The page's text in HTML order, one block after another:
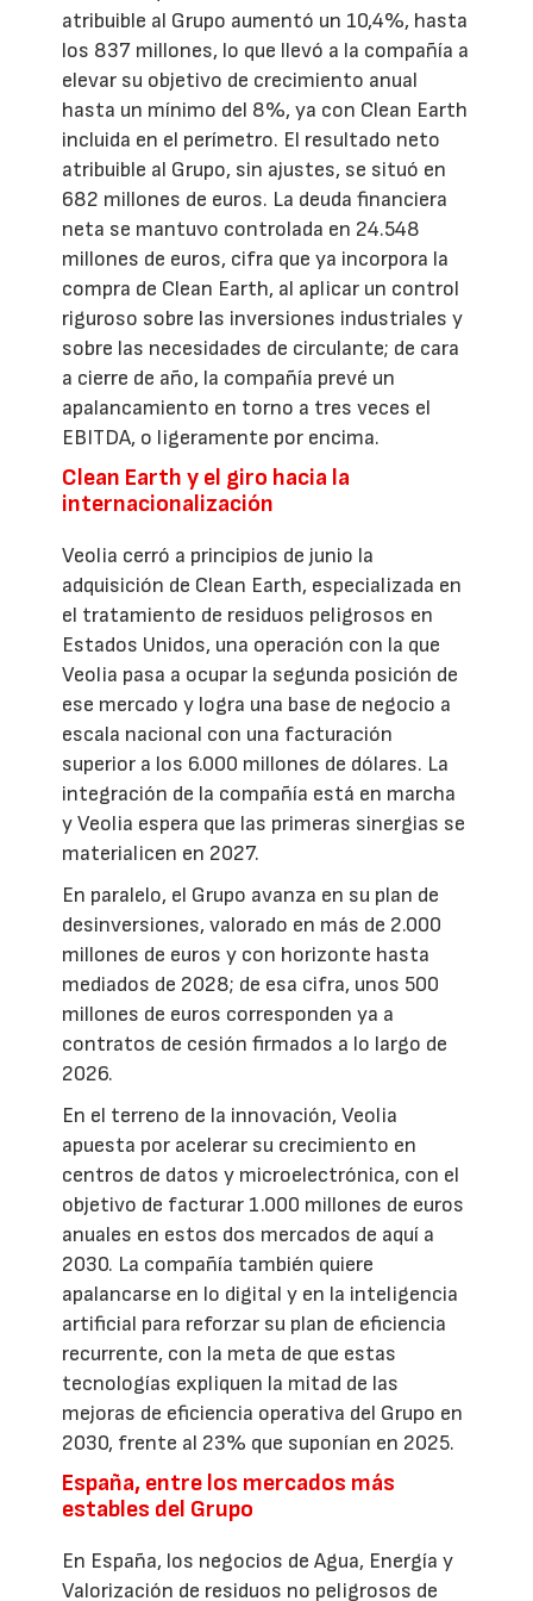
atribuible al Grupo aumentó un 10,4%, hasta
los 837 millones, lo que llevó a la compañía a
elevar su objetivo de crecimiento anual
hasta un mínimo del 8%, ya con Clean Earth
incluida en el perímetro. El resultado neto
atribuible al Grupo, sin ajustes, se situó en
682 millones de euros. La deuda financiera
neta se mantuvo controlada en 24.548
millones de euros, cifra que ya incorpora la
compra de Clean Earth, al aplicar un control
riguroso sobre las inversiones industriales y
sobre las necesidades de circulante; de cara
a cierre de año, la compañía prevé un
apalancamiento en torno a tres veces el
EBITDA, o ligeramente por encima.
Clean Earth y el giro hacia la
internacionalización
Veolia cerró a principios de junio la
adquisición de Clean Earth, especializada en
el tratamiento de residuos peligrosos en
Estados Unidos, una operación con la que
Veolia pasa a ocupar la segunda posición de
ese mercado y logra una base de negocio a
escala nacional con una facturación
superior a los 6.000 millones de dólares. La
integración de la compañía está en marcha
y Veolia espera que las primeras sinergias se
materialicen en 2027.
En paralelo, el Grupo avanza en su plan de
desinversiones, valorado en más de 2.000
millones de euros y con horizonte hasta
mediados de 2028; de esa cifra, unos 500
millones de euros corresponden ya a
contratos de cesión firmados a lo largo de
2026.
En el terreno de la innovación, Veolia
apuesta por acelerar su crecimiento en
centros de datos y microelectrónica, con el
objetivo de facturar 1.000 millones de euros
anuales en estos dos mercados de aquí a
2030. La compañía también quiere
apalancarse en lo digital y en la inteligencia
artificial para reforzar su plan de eficiencia
recurrente, con la meta de que estas
tecnologías expliquen la mitad de las
mejoras de eficiencia operativa del Grupo en
2030, frente al 23% que suponían en 2025.
España, entre los mercados más
estables del Grupo
En España, los negocios de Agua, Energía y
Valorización de residuos no peligrosos de